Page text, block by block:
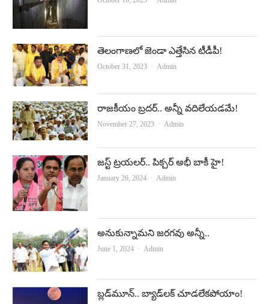
తెలంగాణలో జెండా ఎత్తేసిన టీడీపీ!
October 31, 2023 Author
Admin
రాజకీయం బ్రదర్‌.. అన్నీ వదిలేయడమే!
November 27, 2023 Author
Admin
జ‌స్ట్ ట్ర‌య‌ల‌ర్‌.. పిక్చ‌ర్ అభీ బాకీ హై!
January 26, 2024 Author
Admin
అనుకున్నామని జరగవు అన్నీ..
June 1, 2024 Author
Admin
బ్లడ్‌మూన్‌.. బ్యాడ్‌లక్ చూడలేకపోయాం!